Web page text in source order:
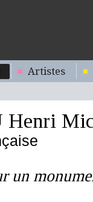
Artistes
Henri
un